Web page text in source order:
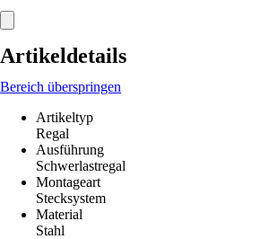
Artikeldetails
Bereich überspringen
Artikeltyp
Regal
Ausführung
Schwerlastregal
Montageart
Stecksystem
Material
Stahl